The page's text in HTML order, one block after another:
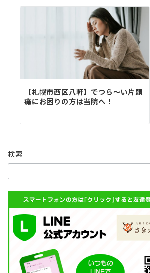
【札幌市西区八軒】でつら〜い片頭
痛にお困りの方は当院へ！
検索